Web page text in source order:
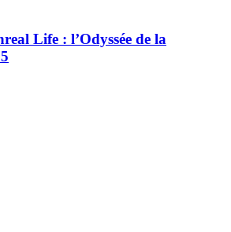
Life : l’Odyssée de la